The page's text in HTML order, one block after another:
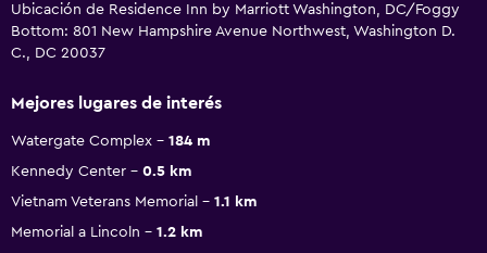
Ubicación de Residence Inn by Marriott Washington, DC/Foggy
Bottom: 801 New Hampshire Avenue Northwest, Washington D.
C., DC 20037
Mejores lugares de interés
Watergate Complex
184 m
Kennedy Center
0.5 km
Vietnam Veterans Memorial
1.1 km
Memorial a Lincoln
1.2 km